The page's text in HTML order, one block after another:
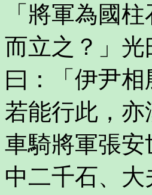
「將軍為國
而立之？」
曰：「伊尹
若能行此，
車騎將軍張
中二千石、